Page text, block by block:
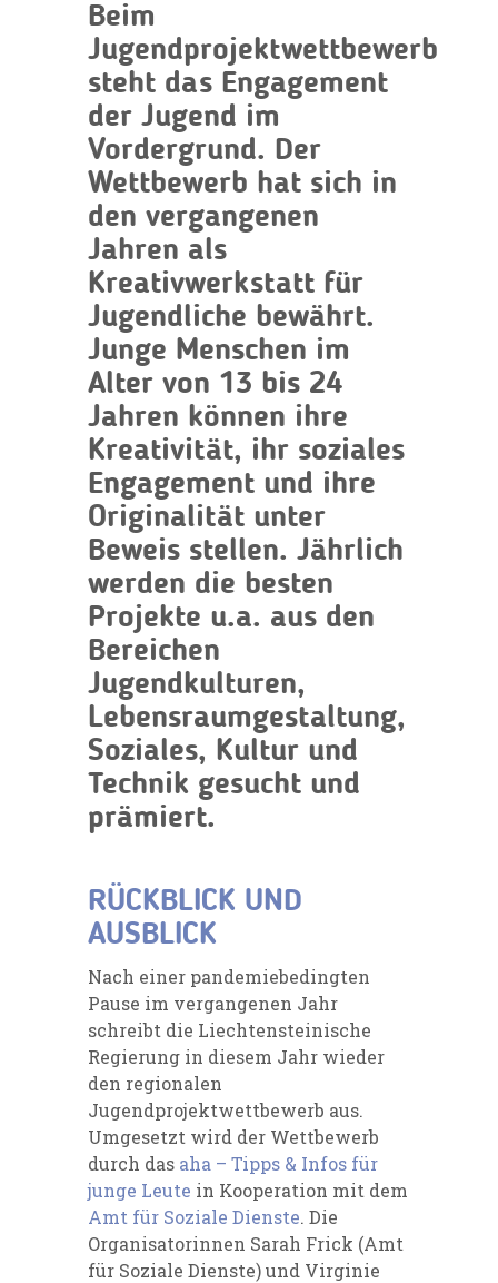
Beim
Jugendprojektwettbewerb
steht das Engagement
der Jugend im
Vordergrund. Der
Wettbewerb hat sich in
den vergangenen
Jahren als
Kreativwerkstatt für
Jugendliche bewährt.
Junge Menschen im
Alter von 13 bis 24
Jahren können ihre
Kreativität, ihr soziales
Engagement und ihre
Originalität unter
Beweis stellen. Jährlich
werden die besten
Projekte u.a. aus den
Bereichen
Jugendkulturen,
Lebensraumgestaltung,
Soziales, Kultur und
Technik gesucht und
prämiert.
RÜCKBLICK UND
AUSBLICK
Nach einer pandemiebedingten
Pause im vergangenen Jahr
schreibt die Liechtensteinische
Regierung in diesem Jahr wieder
den regionalen
Jugendprojektwettbewerb aus.
Umgesetzt wird der Wettbewerb
durch das aha – Tipps & Infos für
junge Leute in Kooperation mit dem
Amt für Soziale Dienste. Die
Organisatorinnen Sarah Frick (Amt
für Soziale Dienste) und Virginie